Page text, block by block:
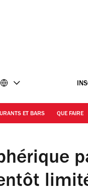
ET BARS QUE FAIRE